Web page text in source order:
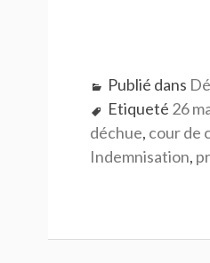
Publié dans
Etiqueté 26
déchue, cour de
Indemnisation,